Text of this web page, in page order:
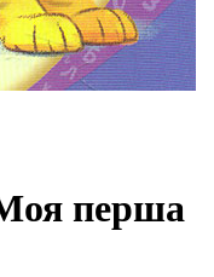
перша